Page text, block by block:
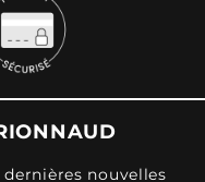
nouvelles